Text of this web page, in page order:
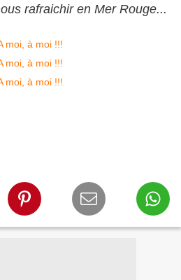
rafraichir en Mer Rouge...